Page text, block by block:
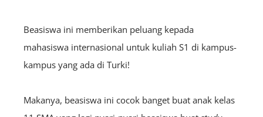
Beasiswa ini memberikan peluang kepada
mahasiswa internasional untuk kuliah S1 di kampus-
kampus yang ada di Turki!
Makanya, beasiswa ini cocok banget buat anak kelas